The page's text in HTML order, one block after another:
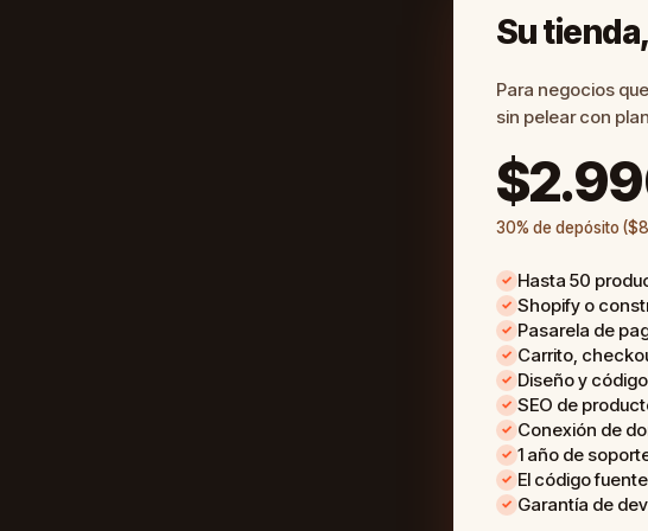
Su
Para negocios
sin pelear con
30% de depósito
✓ Hasta 50
✓ Shopify o
✓ Pasarela de
✓ Carrito,
✓ Diseño y
✓ SEO de
✓ Conexión de
✓ 1 año de
✓ El código
✓ Garantía de